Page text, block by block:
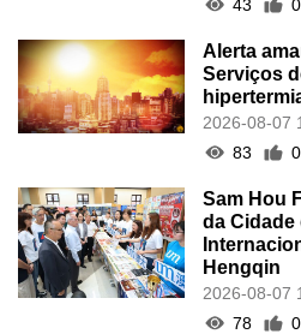
43 0
Alerta
Serviços
2026-08-07
83
0
Sam Hou
da Cidade
Hengqin
2026-08-07
78
0